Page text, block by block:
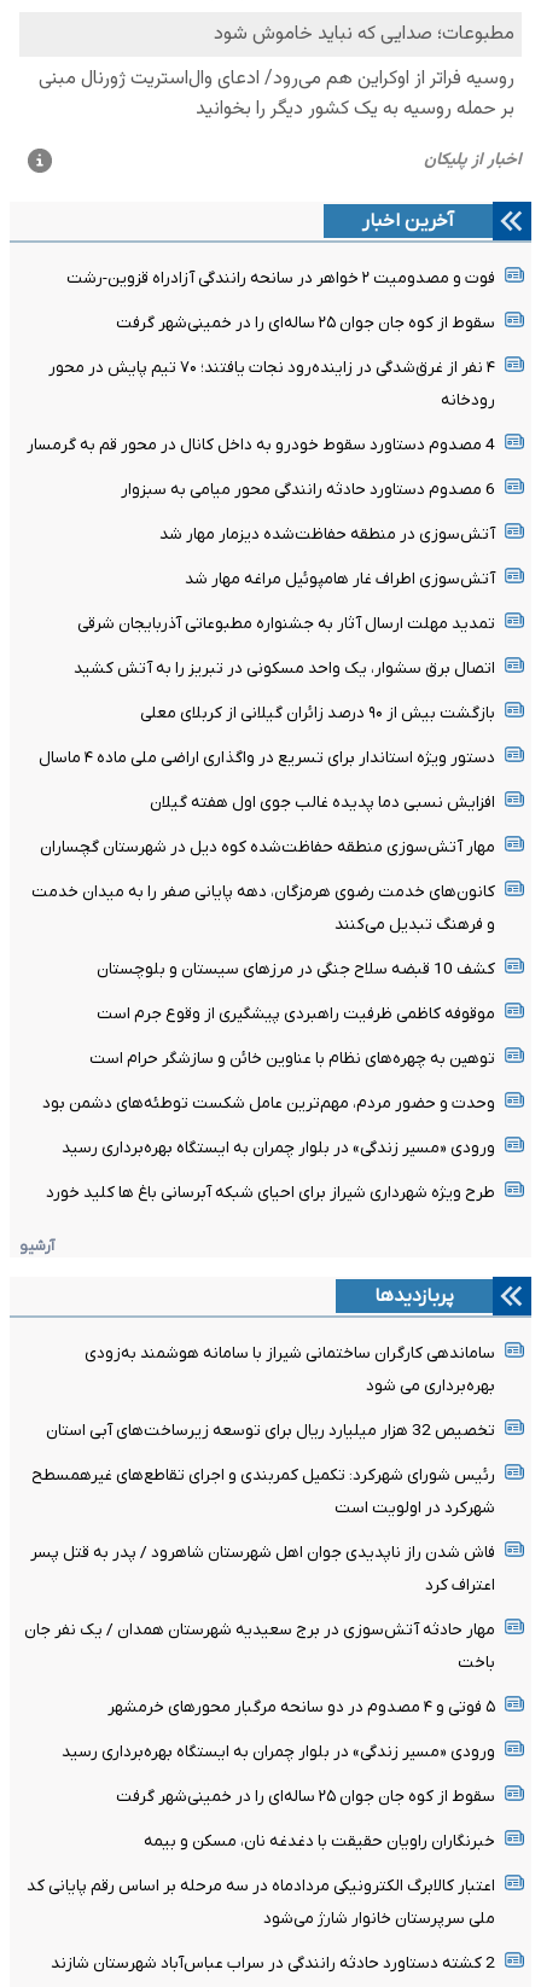
آخرین اخبار
فوت و مصدومیت ۲ خواهر در سانحه رانندگی آزادراه قزوین-رشت
سقوط از کوه جان جوان ۲۵ ساله‌ای را در خمینی‌شهر گرفت
۴ نفر از غرق‌شدگی در زاینده‌رود نجات یافتند؛ ۷۰ تیم پایش در محور
رودخانه
4 مصدوم دستاورد سقوط خودرو به داخل کانال در محور قم به گرمسار
6 مصدوم دستاورد حادثه رانندگی محور میامی به سبزوار
آتش‌سوزی در منطقه حفاظت‌شده دیزمار مهار شد
آتش‌سوزی اطراف غار هامپوئیل مراغه مهار شد
تمدید مهلت ارسال آثار به جشنواره مطبوعاتی آذربایجان شرقی
اتصال برق سشوار، یک واحد مسکونی در تبریز را به آتش کشید
بازگشت بیش از ۹۰ درصد زائران گیلانی از کربلای معلی
دستور ویژه استاندار برای تسریع در واگذاری اراضی ملی ماده ۴ ماسال
افزایش نسبی دما پدیده غالب جوی اول هفته گیلان
مهار آتش‌سوزی منطقه حفاظت‌شده کوه دیل در شهرستان گچساران
کانون‌های خدمت رضوی هرمزگان، دهه پایانی صفر را به میدان خدمت
و فرهنگ تبدیل می‌کنند
کشف 10 قبضه سلاح جنگی در مرزهای سیستان و بلوچستان
موقوفه کاظمی ظرفیت راهبردی پیشگیری از وقوع جرم است
توهین به چهره‌های نظام با عناوین خائن و سازشگر حرام است
وحدت و حضور مردم، مهم‌ترین عامل شکست توطئه‌های دشمن بود
ورودی «مسیر زندگی» در بلوار چمران به ایستگاه بهره‌برداری رسید
طرح ویژه شهرداری شیراز برای احیای شبکه آبرسانی باغ ها کلید خورد
آرشیو
پربازدیدها
ساماندهی کارگران ساختمانی شیراز با سامانه هوشمند به‌زودی
بهره‌برداری می شود
تخصیص 32 هزار میلیارد ریال برای توسعه زیرساخت‌های آبی استان
رئیس شورای شهرکرد: تکمیل کمربندی و اجرای تقاطع‌های غیرهمسطح
شهرکرد در اولویت است
فاش شدن راز ناپدیدی جوان اهل شهرستان شاهرود / پدر به قتل پسر
اعتراف کرد
مهار حادثه آتش‌سوزی در برج سعیدیه شهرستان همدان / یک نفر جان
باخت
۵ فوتی و ۴ مصدوم در دو سانحه مرگبار محورهای خرمشهر
ورودی «مسیر زندگی» در بلوار چمران به ایستگاه بهره‌برداری رسید
سقوط از کوه جان جوان ۲۵ ساله‌ای را در خمینی‌شهر گرفت
خبرنگاران راویان حقیقت با دغدغه نان، مسکن و بیمه
اعتبار کالابرگ الکترونیکی مردادماه در سه مرحله بر اساس رقم پایانی کد
ملی سرپرستان خانوار شارژ می‌شود
2 کشته دستاورد حادثه رانندگی در سراب عباس‌آباد شهرستان شازند